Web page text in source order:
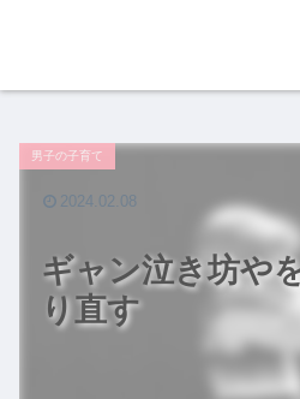
ギャン泣き坊や
り直す
男子の子育て
2024.02.08